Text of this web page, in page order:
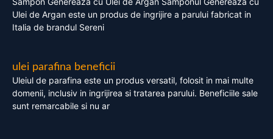
Ulei de Argan este un produs de ingrijire a parului fabricat in
Italia de brandul Sereni
ulei parafina beneficii
Uleiul de parafina este un produs versatil, folosit in mai multe
domenii, inclusiv in ingrijirea si tratarea parului. Beneficiile sale
sunt remarcabile si nu ar